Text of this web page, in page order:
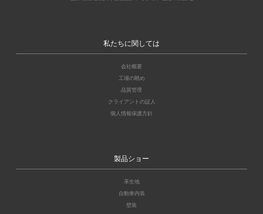
私たちに関しては
会社概要
工場の眺め
品質管理
クライアントの証人
個人情報保護方針
製品ショー
革生地
自動車内装
壁装